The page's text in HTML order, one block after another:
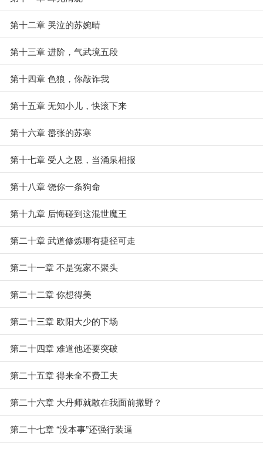
第十二章 哭泣的苏婉晴
第十三章 进阶，气武境五段
第十四章 色狼，你敲诈我
第十五章 无知小儿，快滚下来
第十六章 嚣张的苏寒
第十七章 受人之恩，当涌泉相报
第十八章 饶你一条狗命
第十九章 后悔碰到这混世魔王
第二十章 武道修炼哪有捷径可走
第二十一章 不是冤家不聚头
第二十二章 你想得美
第二十三章 欧阳大少的下场
第二十四章 难道他还要突破
第二十五章 得来全不费工夫
第二十六章 大丹师就敢在我面前撒野？
第二十七章 “没本事”还强行装逼